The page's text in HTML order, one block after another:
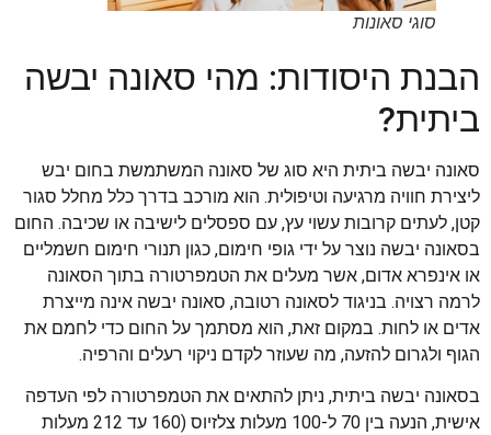
סוגי סאונות
הבנת היסודות: מהי סאונה יבשה
ביתית?
סאונה יבשה ביתית היא סוג של סאונה המשתמשת בחום יבש
ליצירת חוויה מרגיעה וטיפולית. הוא מורכב בדרך כלל מחלל סגור
קטן, לעתים קרובות עשוי עץ, עם ספסלים לישיבה או שכיבה. החום
בסאונה יבשה נוצר על ידי גופי חימום, כגון תנורי חימום חשמליים
או אינפרא אדום, אשר מעלים את הטמפרטורה בתוך הסאונה
לרמה רצויה. בניגוד לסאונה רטובה, סאונה יבשה אינה מייצרת
אדים או לחות. במקום זאת, הוא מסתמך על החום כדי לחמם את
הגוף ולגרום להזעה, מה שעוזר לקדם ניקוי רעלים והרפיה.
בסאונה יבשה ביתית, ניתן להתאים את הטמפרטורה לפי העדפה
אישית, הנעה בין 70 ל-100 מעלות צלזיוס (160 עד 212 מעלות